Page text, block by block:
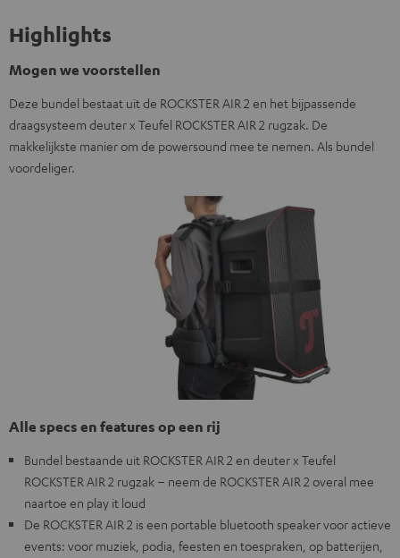
Highlights
Mogen we voorstellen
Deze bundel bestaat uit de ROCKSTER AIR 2 en het bijpassende
draagsysteem deuter x Teufel ROCKSTER AIR 2 rugzak. De
makkelijkste manier om de powersound mee te nemen. Als bundel
voordeliger.
Alle specs en features op een rij
Bundel bestaande uit ROCKSTER AIR 2 en deuter x Teufel
ROCKSTER AIR 2 rugzak – neem de ROCKSTER AIR 2 overal mee
naartoe en play it loud
De ROCKSTER AIR 2 is een portable bluetooth speaker voor actieve
events: voor muziek, podia, feesten en toespraken, op batterijen,